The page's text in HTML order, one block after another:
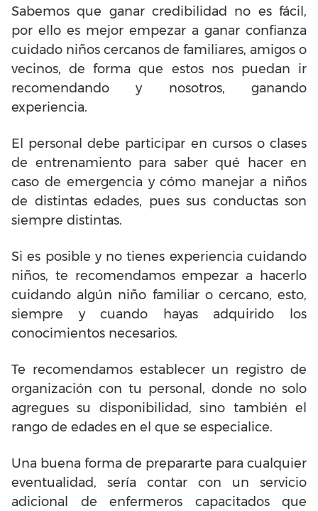
Sabemos que ganar credibilidad no es fácil,
por ello es mejor empezar a ganar confianza
cuidado niños cercanos de familiares, amigos o
vecinos, de forma que estos nos puedan ir
recomendando y nosotros, ganando
experiencia.
El personal debe participar en cursos o clases
de entrenamiento para saber qué hacer en
caso de emergencia y cómo manejar a niños
de distintas edades, pues sus conductas son
siempre distintas.
Si es posible y no tienes experiencia cuidando
niños, te recomendamos empezar a hacerlo
cuidando algún niño familiar o cercano, esto,
siempre y cuando hayas adquirido los
conocimientos necesarios.
Te recomendamos establecer un registro de
organización con tu personal, donde no solo
agregues su disponibilidad, sino también el
rango de edades en el que se especialice.
Una buena forma de prepararte para cualquier
eventualidad, sería contar con un servicio
adicional de enfermeros capacitados que